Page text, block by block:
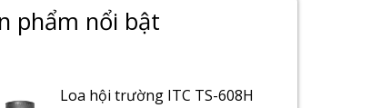
phẩm nổi bật
Loa hội trường ITC TS-608H